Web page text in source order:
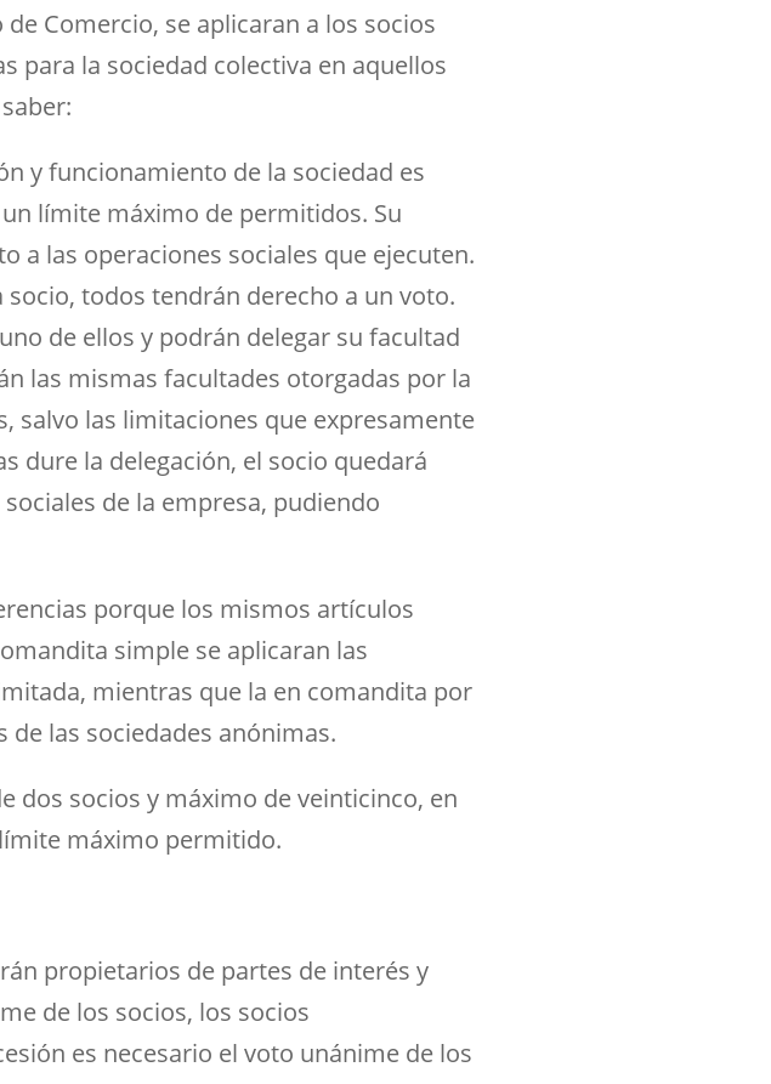
Comercio, se aplicaran a los socios
para la sociedad colectiva en aquellos
y funcionamiento de la sociedad es
límite máximo de permitidos. Su
a las operaciones sociales que ejecuten.
todos tendrán derecho a un voto.
de ellos y podrán delegar su facultad
las mismas facultades otorgadas por la
salvo las limitaciones que expresamente
dure la delegación, el socio quedará
de la empresa, pudiendo
porque los mismos artículos
simple se aplicaran las
mientras que la en comandita por
de las sociedades anónimas.
dos socios y máximo de veinticinco, en
máximo permitido.
propietarios de partes de interés y
de los socios, los socios
es necesario el voto unánime de los